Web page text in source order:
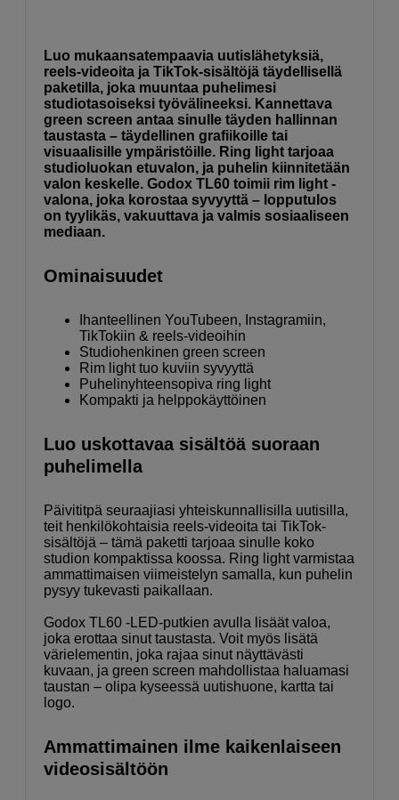
Luo mukaansatempaavia uutislähetyksiä,
reels-videoita ja TikTok-sisältöjä täydellisellä
paketilla, joka muuntaa puhelimesi
studiotasoiseksi työvälineeksi. Kannettava
green screen antaa sinulle täyden hallinnan
taustasta – täydellinen grafiikoille tai
visuaalisille ympäristöille. Ring light tarjoaa
studioluokan etuvalon, ja puhelin kiinnitetään
valon keskelle. Godox TL60 toimii rim light -
valona, joka korostaa syvyyttä – lopputulos
on tyylikäs, vakuuttava ja valmis sosiaaliseen
mediaan.
Ominaisuudet
Ihanteellinen YouTubeen, Instagramiin,
TikTokiin & reels-videoihin
Studiohenkinen green screen
Rim light tuo kuviin syvyyttä
Puhelinyhteensopiva ring light
Kompakti ja helppokäyttöinen
Luo uskottavaa sisältöä suoraan
puhelimella
Päivititpä seuraajiasi yhteiskunnallisilla uutisilla,
teit henkilökohtaisia reels-videoita tai TikTok-
sisältöjä – tämä paketti tarjoaa sinulle koko
studion kompaktissa koossa. Ring light varmistaa
ammattimaisen viimeistelyn samalla, kun puhelin
pysyy tukevasti paikallaan.
Godox TL60 -LED-putkien avulla lisäät valoa,
joka erottaa sinut taustasta. Voit myös lisätä
värielementin, joka rajaa sinut näyttävästi
kuvaan, ja green screen mahdollistaa haluamasi
taustan – olipa kyseessä uutishuone, kartta tai
logo.
Ammattimainen ilme kaikenlaiseen
videosisältöön